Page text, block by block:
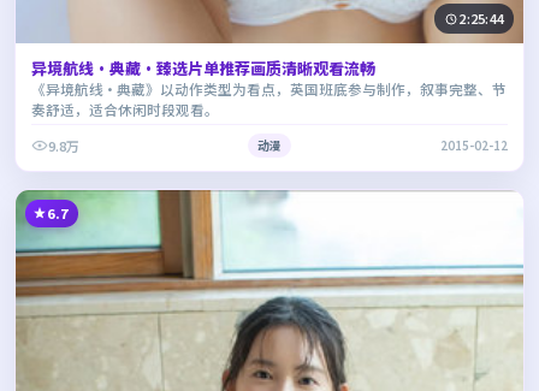
2:25:44
异境航线·典藏·臻选片单推荐画质清晰观看流畅
《异境航线·典藏》以动作类型为看点，英国班底参与制作，叙事完整、节
奏舒适，适合休闲时段观看。
9.8万
动漫 2015-02-12
6.7